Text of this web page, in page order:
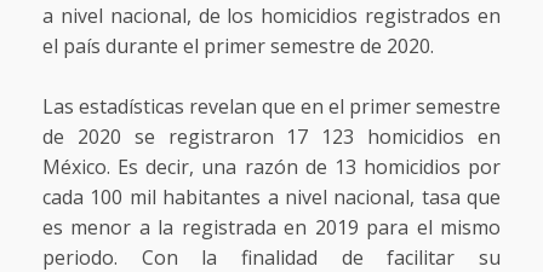
a nivel nacional, de los homicidios registrados en
el país durante el primer semestre de 2020.
Las estadísticas revelan que en el primer semestre
de 2020 se registraron 17 123 homicidios en
México. Es decir, una razón de 13 homicidios por
cada 100 mil habitantes a nivel nacional, tasa que
es menor a la registrada en 2019 para el mismo
periodo. Con la finalidad de facilitar su